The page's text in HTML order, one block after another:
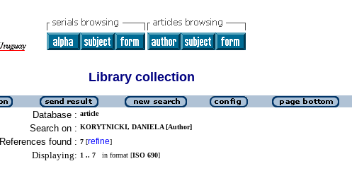
Library collection
Database : article
Search on : KORYTNICKI, DANIELA [Author]
References found : 7 [refine]
Displaying: 1 .. 7 in format [ISO 690]